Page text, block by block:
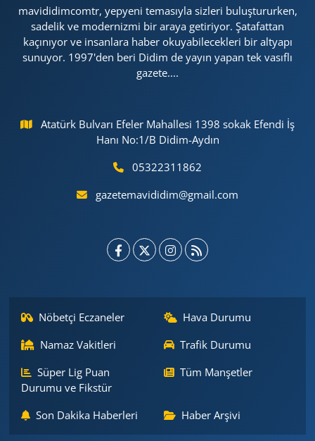
mavididimcomtr, yepyeni temasıyla sizleri buluştururken,
sadelik ve modernizmi bir araya getiriyor. Şatafattan
kaçınıyor ve insanlara haber okuyabilecekleri bir altyapı
sunuyor. 1997'den beri Didim de yayın yapan tek vasıflı
gazete....
Atatürk Bulvarı Efeler Mahallesi 1398 sokak Efendi İş
Hanı No:1/B Didim-Aydın
05322311862
gazetemavididim@gmail.com
Nöbetçi Eczaneler
Hava Durumu
Namaz Vakitleri
Trafik Durumu
Süper Lig Puan
Durumu ve Fikstür
Tüm Manşetler
Son Dakika Haberleri Haber Arşivi